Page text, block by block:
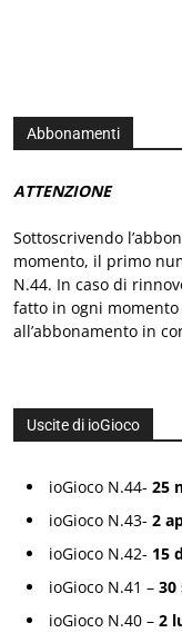
Abbonamenti
ATTENZIONE
Sottoscrivendo
momento, il primo
N.44. In caso di
fatto in ogni
all’abbonamento in
Uscite di ioGioco
ioGioco N.44- 25
ioGioco N.43- 2
ioGioco N.42- 15
ioGioco N.41 – 30
ioGioco N.40 – 2